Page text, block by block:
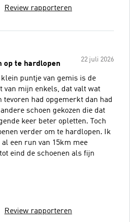
Review rapporteren
22 juli 2026
op te hardlopen
puntje van gemis is de
van mijn enkels, dat valt wat
tevoren had opgemerkt dan had
schoen gekozen die dat
keer beter opletten. Toch
verder om te hardlopen. Ik
een run van 15km mee
eind de schoenen als fijn
Review rapporteren